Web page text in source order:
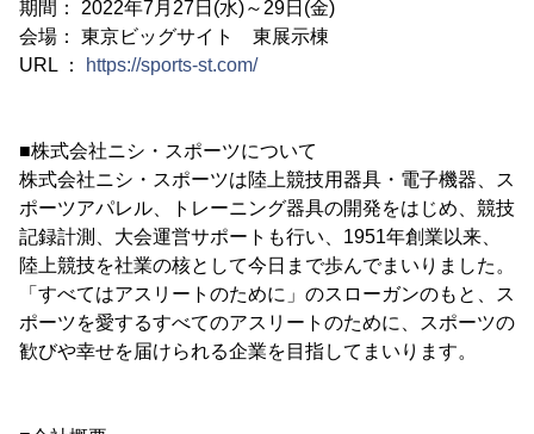
期間： 2022年7月27日(水)～29日(金)
会場： 東京ビッグサイト 東展示棟
URL ：
https://sports-st.com/
■株式会社ニシ・スポーツについて
株式会社ニシ・スポーツは陸上競技用器具・電子機器、ス
ポーツアパレル、トレーニング器具の開発をはじめ、競技
記録計測、大会運営サポートも行い、1951年創業以来、
陸上競技を社業の核として今日まで歩んでまいりました。
「すべてはアスリートのために」のスローガンのもと、ス
ポーツを愛するすべてのアスリートのために、スポーツの
歓びや幸せを届けられる企業を目指してまいります。